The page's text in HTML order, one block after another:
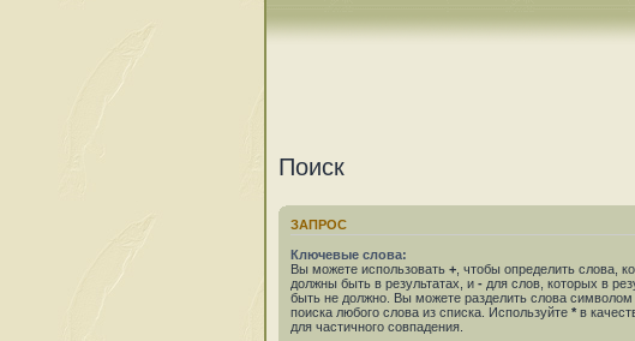
Поиск
ЗАПРОС
Ключевые слова:
Вы можете использовать + , чтобы определить слова,
должны быть в результатах, и - для слов, которых в
быть не должно. Вы можете разделить слова символом
поиска любого слова из списка. Используйте * в
для частичного совпадения.